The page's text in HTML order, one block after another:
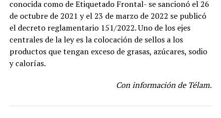
conocida como de Etiquetado Frontal- se sancionó el 26
de octubre de 2021 y el 23 de marzo de 2022 se publicó
el decreto reglamentario 151/2022. Uno de los ejes
centrales de la ley es la colocación de sellos a los
productos que tengan exceso de grasas, azúcares, sodio
y calorías.
Con información de Télam.